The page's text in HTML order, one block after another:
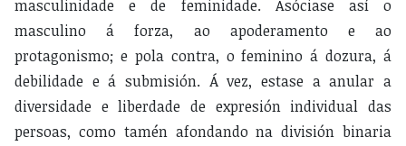
masculinidade e de feminidade. Asóciase así o
masculino á forza, ao apoderamento e ao
protagonismo; e pola contra, o feminino á dozura, á
debilidade e á submisión. Á vez, estase a anular a
diversidade e liberdade de expresión individual das
persoas, como tamén afondando na división binaria